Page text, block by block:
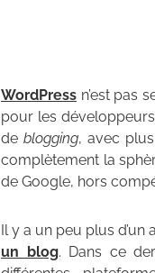
WordPress n’est pas
pour les
deblogging, avec
complètement la
de Google, hors
Il y a un peu plus d’un
un blog. Dans ce